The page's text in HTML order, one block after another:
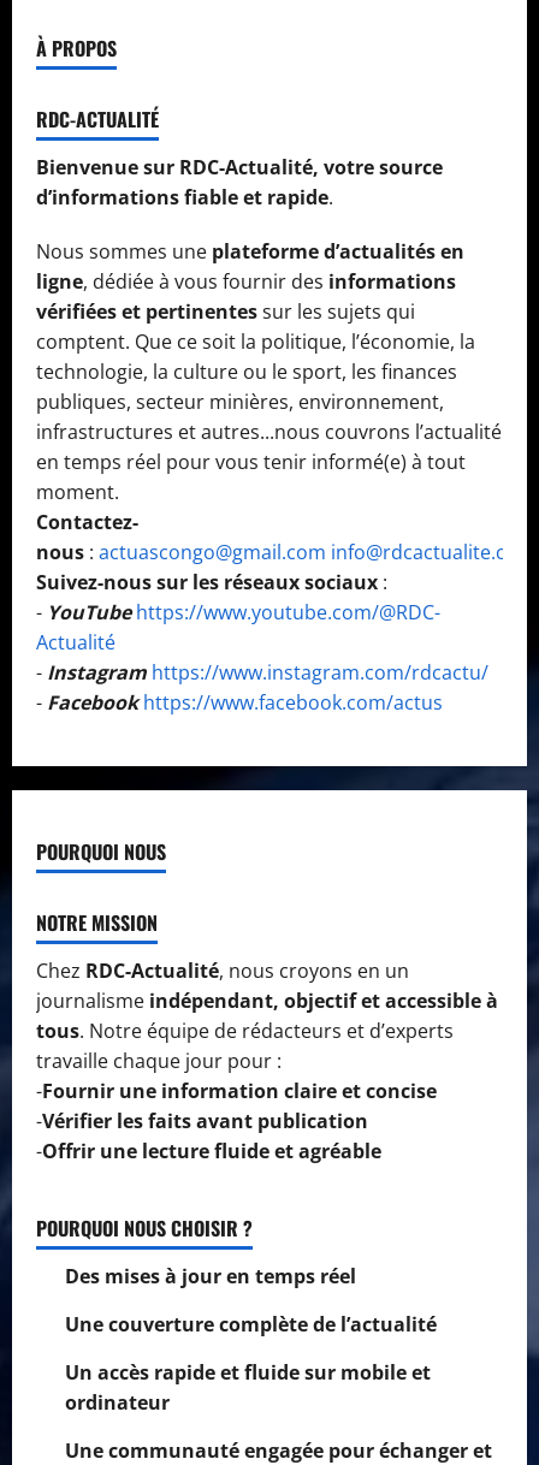
À PROPOS
RDC-ACTUALITÉ
Bienvenue sur RDC-Actualité, votre source
d’informations fiable et rapide.
Nous sommes une plateforme d’actualités en
ligne, dédiée à vous fournir des informations
vérifiées et pertinentessur les sujets qui
comptent. Que ce soit la politique, l’économie, la
technologie, la culture ou le sport, les finances
publiques, secteur minières, environnement,
infrastructures et autres...nous couvrons l’actualité
en temps réel pour vous tenir informé(e) à tout
moment.
Contactez-
nous : actuascongo@gmail.com info@rdcactualite.com
Suivez-nous sur les réseaux sociaux :
- YouTube https://www.youtube.com/@RDC-
Actualité
- Instagram https://www.instagram.com/rdcactu/
- Facebook https://www.facebook.com/actus
POURQUOI NOUS
NOTRE MISSION
Chez RDC-Actualité, nous croyons en un
journalisme indépendant, objectif et accessible à
tous. Notre équipe de rédacteurs et d’experts
travaille chaque jour pour :
-Fournir une information claire et concise
-Vérifier les faits avant publication
-Offrir une lecture fluide et agréable
POURQUOI NOUS CHOISIR ?
Des mises à jour en temps réel
Une couverture complète de l’actualité
Un accès rapide et fluide sur mobile et
ordinateur
Une communauté engagée pour échanger et